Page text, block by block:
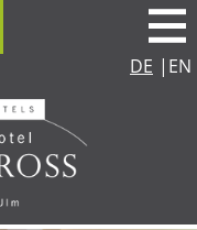
DE | EN